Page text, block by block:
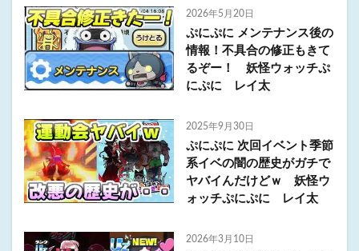
2026年5月20日
ぷにぷに メンテナンス後の
情報！不具合の修正もきて
るぞー！ 妖怪ウォッチぷ
にぷに レイ太
2025年9月30日
ぷにぷに 次回イベント季節
系イベの闇の歴史がガチで
ヤバイんだけどｗ 妖怪ウ
ォッチぷにぷに レイ太
2026年3月10日